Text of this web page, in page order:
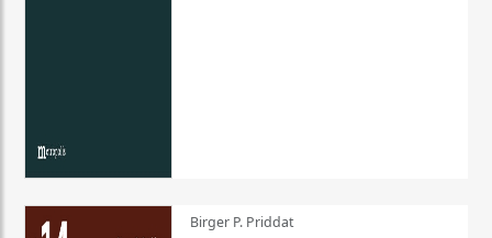
Birger P. Priddat